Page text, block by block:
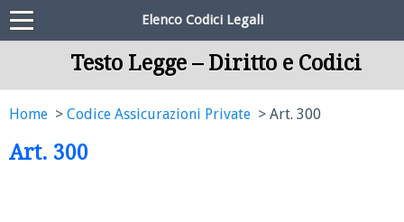
Elenco Codici Legali
Testo Legge – Diritto e Codici
Home Codice Assicurazioni Private Art. 300
Art. 300